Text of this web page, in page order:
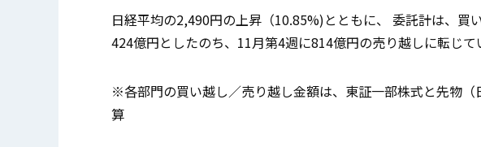
日経平均の2,490円の上昇（10.85%)とともに、 委託計は、買
424億円としたのち、11月第4週に814億円の売り越しに転じて
※各部門の買い越し／売り越し金額は、東証一部株式と先物
算